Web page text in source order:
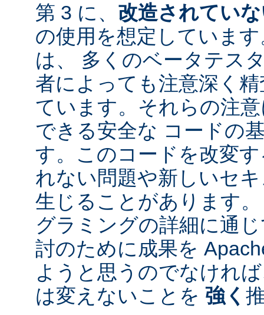
第 3 に、 改造されてい
の使用を想定していま
は、 多くのベータテス
者によっても注意深く
ています。それらの注
できる安全な コードの
す。このコードを改変
れない問題や新しいセ
生じることがあります
グラミングの詳細に通
討のために成果を
ようと思うのでなけれ
は変えないことを 強く